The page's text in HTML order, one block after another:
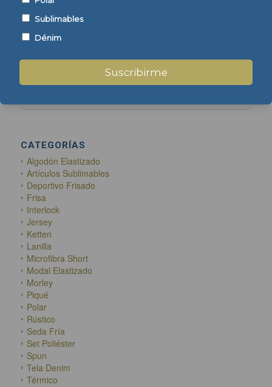
Sublimables
Dénim
Suscribirme
ENCONTRÁ TU TEJIDO
CATEGORÍAS
Algodón Elastizado
Artículos Sublimables
Deportivo Frisado
Frisa
Interlock
Jersey
Ketten
Lanilla
Microfibra Short
Modal Elastizado
Morley
Piqué
Polar
Rústico
Seda Fría
Set Poliéster
Spun
Tela Denim
Térmico